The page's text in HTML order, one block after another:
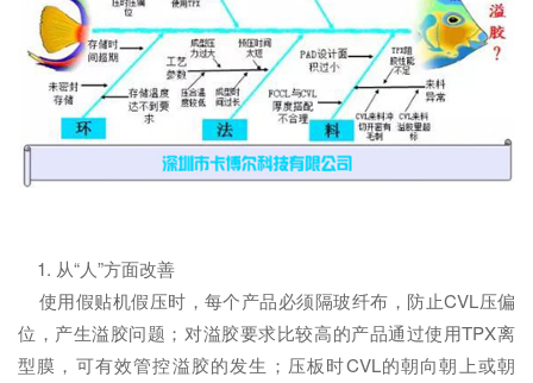
1. 从“人”方面改善
使用假贴机假压时，每个产品必须隔玻纤布，防止CVL压偏
位，产生溢胶问题；对溢胶要求比较高的产品通过使用TPX离
型膜，可有效管控溢胶的发生；压板时CVL的朝向朝上或朝